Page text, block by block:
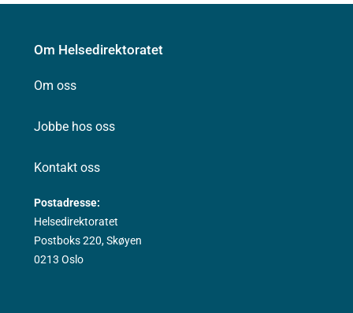
Om Helsedirektoratet
Om oss
Jobbe hos oss
Kontakt oss
Postadresse:
Helsedirektoratet
Postboks 220, Skøyen
0213 Oslo